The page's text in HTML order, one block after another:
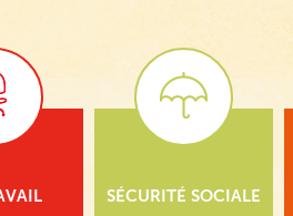
SÉCURITÉ SOCIALE